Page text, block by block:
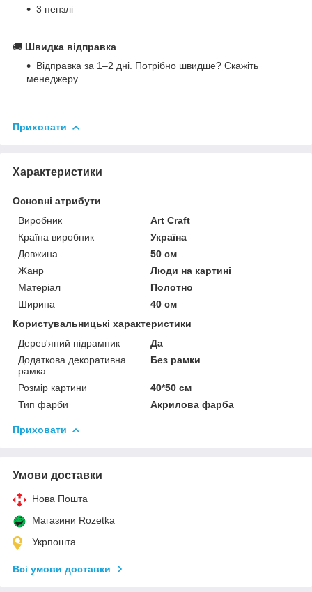
3 пензлі
🚚 Швидка відправка
Відправка за 1–2 дні. Потрібно швидше? Скажіть
менеджеру
Приховати
Характеристики
Основні атрибути
Виробник
Art Craft
Країна виробник
Україна
Довжина
50 см
Жанр
Люди на картині
Матеріал
Полотно
Ширина
40 см
Користувальницькі характеристики
Дерев'яний підрамник
Да
Додаткова декоративна
рамка
Без рамки
Розмір картини
40*50 см
Тип фарби
Акрилова фарба
Приховати
Умови доставки
Нова Пошта
Магазини Rozetka
Укрпошта
Всі умови доставки